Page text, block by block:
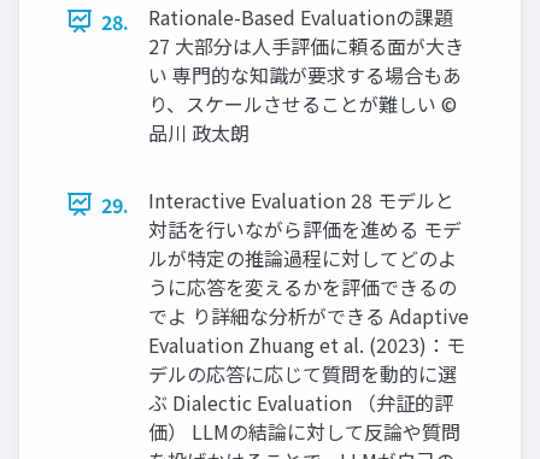
28.
Rationale-Based Evaluationの課題
27 大部分は人手評価に頼る面が大き
い 専門的な知識が要求する場合もあ
り、スケールさせることが難しい ©
品川 政太朗
29.
Interactive Evaluation 28 モデルと
対話を行いながら評価を進める モデ
ルが特定の推論過程に対してどのよ
うに応答を変えるかを評価できるの
でよ り詳細な分析ができる Adaptive
Evaluation Zhuang et al. (2023)：モ
デルの応答に応じて質問を動的に選
ぶ Dialectic Evaluation （弁証的評
価） LLMの結論に対して反論や質問